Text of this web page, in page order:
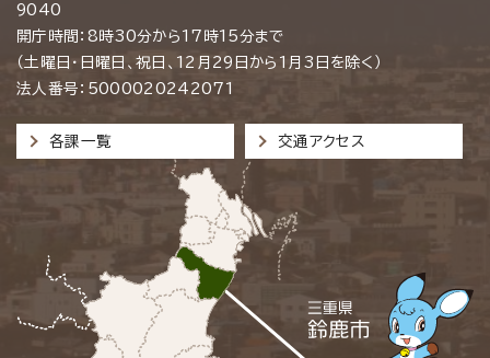
9040
開庁時間：8時30分から17時15分まで
（土曜日・日曜日、祝日、12月29日から1月3日を除く）
法人番号：5000020242071
各課一覧 交通アクセス